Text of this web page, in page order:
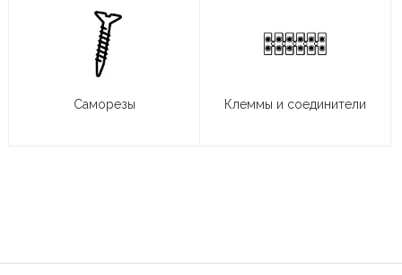
Саморезы Клеммы и соединители